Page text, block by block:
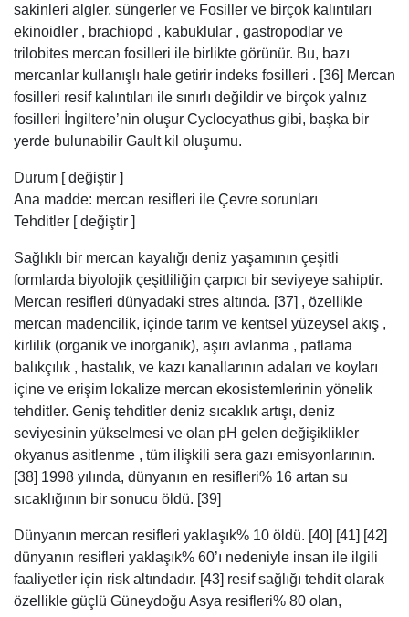
sakinleri algler, süngerler ve Fosiller ve birçok kalıntıları
ekinoidler , brachiopd , kabuklular , gastropodlar ve
trilobites mercan fosilleri ile birlikte görünür. Bu, bazı
mercanlar kullanışlı hale getirir indeks fosilleri . [36] Mercan
fosilleri resif kalıntıları ile sınırlı değildir ve birçok yalnız
fosilleri İngiltere’nin oluşur Cyclocyathus gibi, başka bir
yerde bulunabilir Gault kil oluşumu.
Durum [ değiştir ]
Ana madde: mercan resifleri ile Çevre sorunları
Tehditler [ değiştir ]
Sağlıklı bir mercan kayalığı deniz yaşamının çeşitli
formlarda biyolojik çeşitliliğin çarpıcı bir seviyeye sahiptir.
Mercan resifleri dünyadaki stres altında. [37] , özellikle
mercan madencilik, içinde tarım ve kentsel yüzeysel akış ,
kirlilik (organik ve inorganik), aşırı avlanma , patlama
balıkçılık , hastalık, ve kazı kanallarının adaları ve koyları
içine ve erişim lokalize mercan ekosistemlerinin yönelik
tehditler. Geniş tehditler deniz sıcaklık artışı, deniz
seviyesinin yükselmesi ve olan pH gelen değişiklikler
okyanus asitlenme , tüm ilişkili sera gazı emisyonlarının.
[38] 1998 yılında, dünyanın en resifleri% 16 artan su
sıcaklığının bir sonucu öldü. [39]
Dünyanın mercan resifleri yaklaşık% 10 öldü. [40] [41] [42]
dünyanın resifleri yaklaşık% 60’ı nedeniyle insan ile ilgili
faaliyetler için risk altındadır. [43] resif sağlığı tehdit olarak
özellikle güçlü Güneydoğu Asya resifleri% 80 olan,